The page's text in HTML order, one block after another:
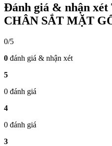
Đánh giá & nhận
CHÂN SẮT MẶT
0/5
0 đánh giá & nhận xét
5
0 đánh giá
4
0 đánh giá
3